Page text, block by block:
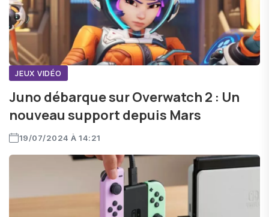
JEUX VIDÉO
Juno débarque sur Overwatch 2 : Un
nouveau support depuis Mars
19/07/2024 À 14:21